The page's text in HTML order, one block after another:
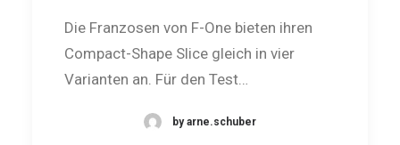
Die Franzosen von F-One bieten ihren
Compact-Shape Slice gleich in vier
Varianten an. Für den Test…
by arne.schuber